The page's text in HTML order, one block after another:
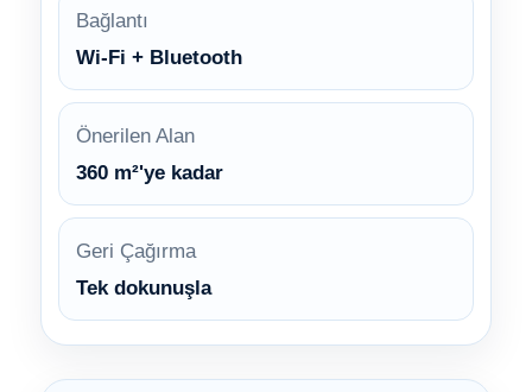
Bağlantı
Wi-Fi + Bluetooth
Önerilen Alan
360 m²'ye kadar
Geri Çağırma
Tek dokunuşla